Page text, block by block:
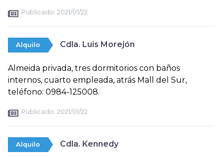
Publicado: 2021/01/22
Alquilo Cdla. Luis Morejón
Almeida privada, tres dormitorios con baños
internos, cuarto empleada, atrás Mall del Sur,
teléfono: 0984-125008.
Publicado: 2021/01/22
Alquilo Cdla. Kennedy